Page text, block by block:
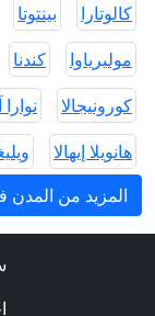
كالوتارا
بينتوتا
موليرياوا
كندنا
كورونيجالا
نوارا
هانويلا إيهالا
المزيد من المدن